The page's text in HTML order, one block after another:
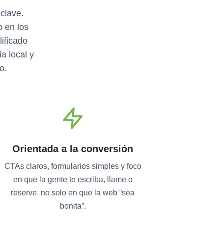
en los
local y
Orientada a la conversión
CTAs claros, formularios simples y foco
en que la gente te escriba, llame o
reserve, no solo en que la web “sea
bonita”.